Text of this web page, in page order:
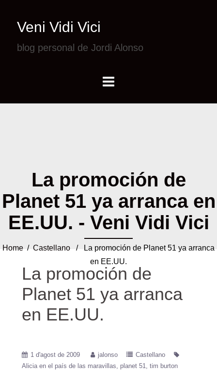
Veni Vidi Vici
blog personal de Jordi Alonso
La promoción de
Planet 51 ya arranca en
EE.UU. - Veni Vidi Vici
Home / Castellano / La promoción de Planet 51 ya arranca
en EE.UU.
La promoción de
Planet 51 ya arranca
en EE.UU.
1 d'agost de 2009 jalonso
Castellano
Alicia en el país de las maravillas
planet 51 tim burton